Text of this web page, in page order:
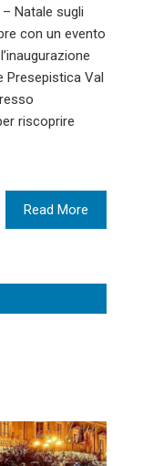
Natale sugli
con un evento
Presepistica Val
riscoprire
Read More